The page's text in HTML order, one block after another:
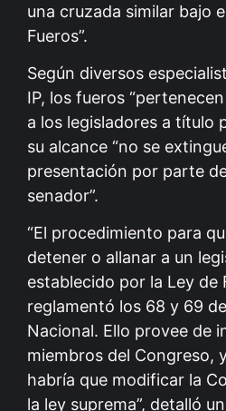
una cruzada similar bajo
Fueros”.
Según diversos
IP, los fueros
a los legisladores a título
su alcance “no se
presentación por parte
senador”.
“El procedimiento para
detener o allanar a un
establecido por la Ley de
reglamentó los 68 y 69
Nacional. Ello provee de
miembros del Congreso,
habría que modificar la
la ley suprema”, detalló